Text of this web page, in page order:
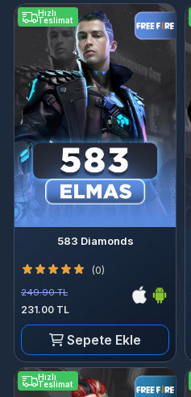
Hızlı
Teslimat
583 Diamonds
(0)
249.90 TL
231.00 TL
Sepete Ekle
Hızlı
Teslimat